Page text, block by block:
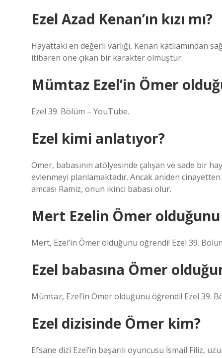
Ezel Azad Kenan’ın kızı mı?
Hayattaki en değerli varlığı, Kenan katliamından
itibaren öne çıkan bir karakter olmuştur.
Mümtaz Ezel’in Ömer
Ezel 39. Bölüm – YouTube.
Ezel kimi anlatıyor?
Ömer, babasının atölyesinde çalışan ve sade bir
evlenmeyi planlamaktadır. Ancak aniden
amcası Ramiz, onun ikinci babası olur.
Mert Ezelin Ömer
Mert, Ezel’in Ömer olduğunu öğrendi! Ezel 39.
Ezel babasına Ömer
Mümtaz, Ezel’in Ömer olduğunu öğrendi! Ezel 39.
Ezel dizisinde Ömer kim?
Efsane dizi Ezel’in başarılı oyuncusu İsmail Filiz,